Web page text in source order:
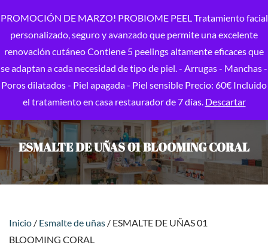
ESMALTE DE UÑAS 01 BLOOMING CORAL
Inicio / Esmalte de uñas / ESMALTE DE UÑAS 01
BLOOMING CORAL
PROMOCIÓN DE MARZO! PROBIOME PEEL Tratamiento facial
personalizado, seguro y avanzado que permite una excelente
renovación cutáneo Contiene 5 peelings altamente eficaces que
se adaptan a cada necesidad de tipo de piel. - Arrugas - Manchas -
Poros dilatados - Piel apagada - Piel sensible Precio: 60€ Incluido
el tratamiento en casa restaurador de 7 días. Descartar